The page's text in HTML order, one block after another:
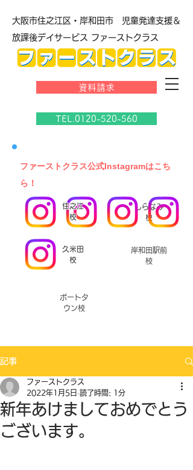
大阪市住之江区・岸和田市 児童発達支援＆
放課後デイサービス ファーストクラス
資料請求
TEL.0120-520-560
​ファーストクラス公式Instagramはこち
ら！
しらなみ
校
久米田
校
岸和田駅前
校
ポートタ
ウン校
住之江
校
記事
新年あけましておめでとう
ございます。
ファーストクラス
2022年1月5日 読了時間: 1分